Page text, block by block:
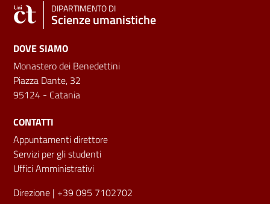
DIPARTIMENTO DI
Scienze umanistiche
DOVE SIAMO
Monastero dei Benedettini
Piazza Dante, 32
95124 - Catania
CONTATTI
Appuntamenti direttore
Servizi per gli studenti
Uffici Amministrativi
Direzione | +39 095 7102702